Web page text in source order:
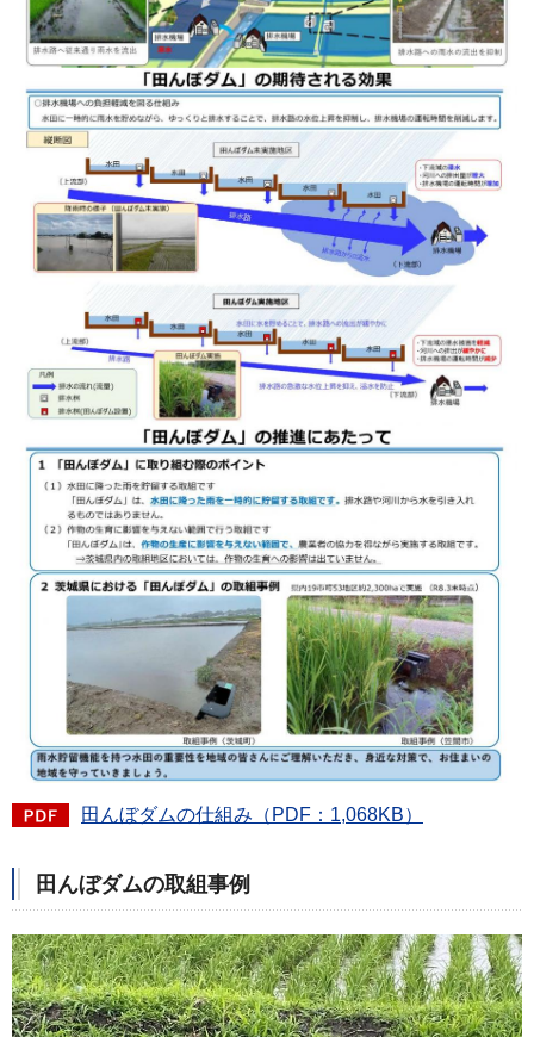
田んぼダムの仕組み（PDF：1,068KB）
田んぼダムの取組事例